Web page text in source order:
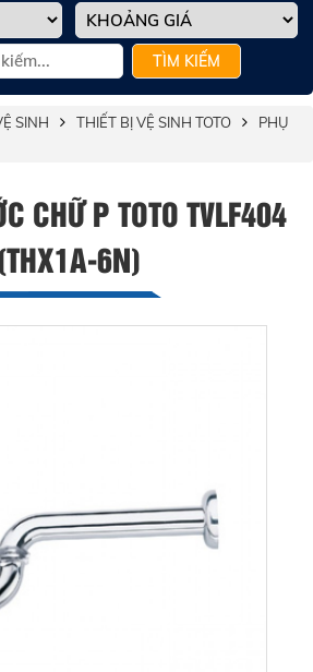
TÌM KIẾM
SINH THIẾT BỊ VỆ SINH TOTO
PHỤ
CHỮ P TOTO TVLF404
(THX1A-6N)